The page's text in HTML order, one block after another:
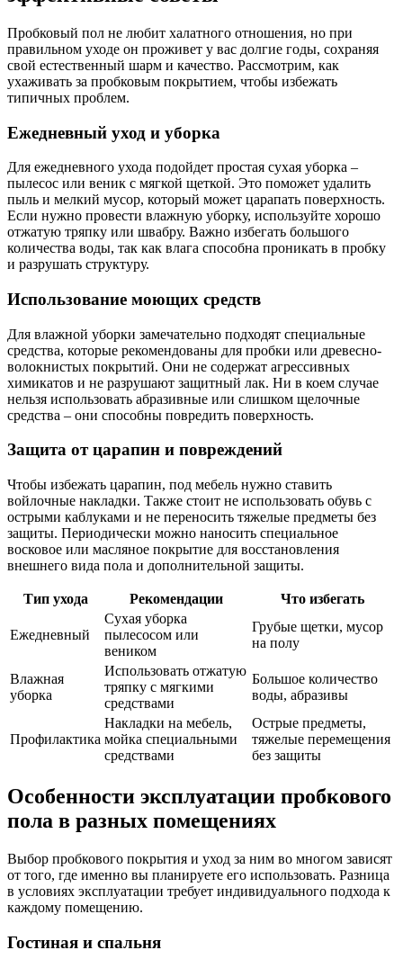
Пробковый пол не любит халатного отношения, но при
правильном уходе он проживет у вас долгие годы, сохраняя
свой естественный шарм и качество. Рассмотрим, как
ухаживать за пробковым покрытием, чтобы избежать
типичных проблем.
Ежедневный уход и уборка
Для ежедневного ухода подойдет простая сухая уборка –
пылесос или веник с мягкой щеткой. Это поможет удалить
пыль и мелкий мусор, который может царапать поверхность.
Если нужно провести влажную уборку, используйте хорошо
отжатую тряпку или швабру. Важно избегать большого
количества воды, так как влага способна проникать в пробку
и разрушать структуру.
Использование моющих средств
Для влажной уборки замечательно подходят специальные
средства, которые рекомендованы для пробки или древесно-
волокнистых покрытий. Они не содержат агрессивных
химикатов и не разрушают защитный лак. Ни в коем случае
нельзя использовать абразивные или слишком щелочные
средства – они способны повредить поверхность.
Защита от царапин и повреждений
Чтобы избежать царапин, под мебель нужно ставить
войлочные накладки. Также стоит не использовать обувь с
острыми каблуками и не переносить тяжелые предметы без
защиты. Периодически можно наносить специальное
восковое или масляное покрытие для восстановления
внешнего вида пола и дополнительной защиты.
Тип ухода Рекомендации Что избегать
Ежедневный
Сухая уборка
пылесосом или
веником
Грубые щетки, мусор
на полу
Влажная
уборка
Использовать отжатую
тряпку с мягкими
средствами
Большое количество
воды, абразивы
Профилактика
Накладки на мебель,
мойка специальными
средствами
Острые предметы,
тяжелые перемещения
без защиты
Особенности эксплуатации пробкового
пола в разных помещениях
Выбор пробкового покрытия и уход за ним во многом зависят
от того, где именно вы планируете его использовать. Разница
в условиях эксплуатации требует индивидуального подхода к
каждому помещению.
Гостиная и спальня